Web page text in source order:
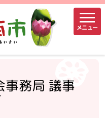
メニュー
事務局 議事